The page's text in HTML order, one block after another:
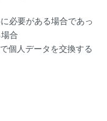
必要がある場合であっ
合
個人データを交換する